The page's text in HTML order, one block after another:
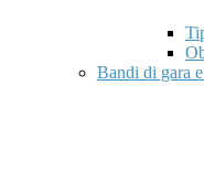
Bandi di gara